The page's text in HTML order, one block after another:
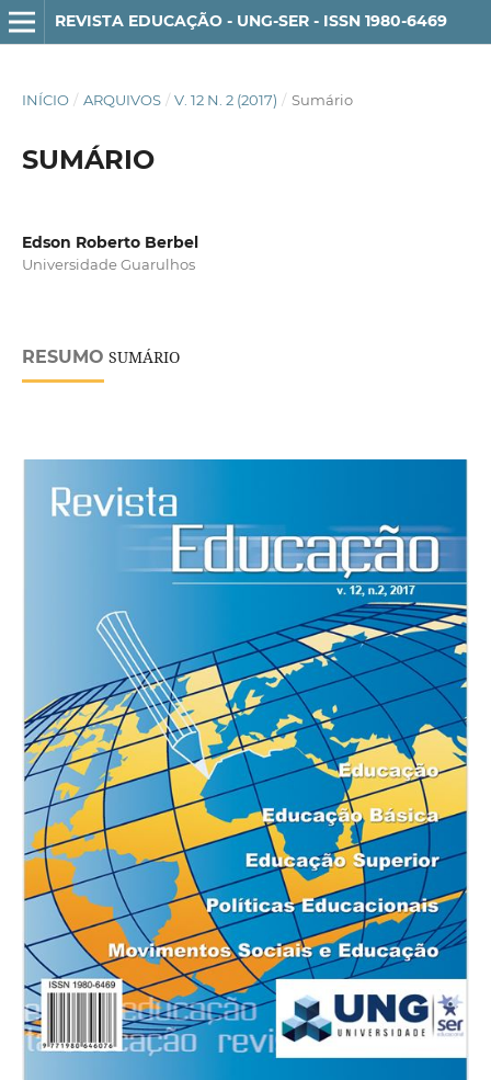
REVISTA EDUCAÇÃO - UNG-SER - ISSN 1980-6469
INÍCIO / ARQUIVOS / V. 12 N. 2 (2017) / Sumário
SUMÁRIO
Edson Roberto Berbel
Universidade Guarulhos
RESUMO SUMÁRIO